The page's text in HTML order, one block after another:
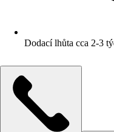
Dodací lhůta cca 2-3